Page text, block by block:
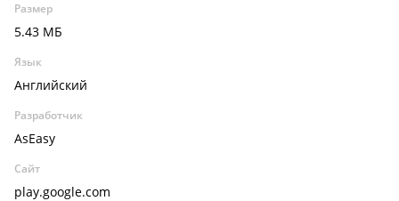
Размер
5.43 МБ
Язык
Английский
Разработчик
AsEasy
Сайт
play.google.com